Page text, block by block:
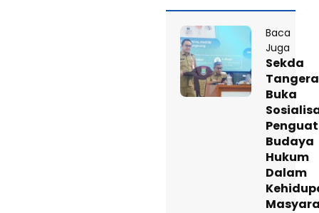
Baca
Juga
Sekda
Buka
Budaya
Hukum
Dalam